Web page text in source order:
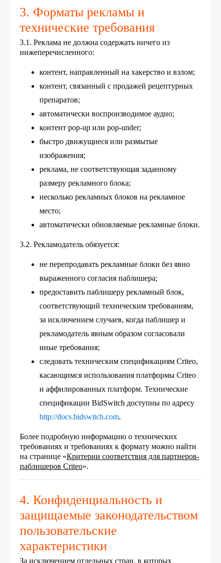
3. Форматы рекламы и
технические требования
3.1. Реклама не должна содержать ничего из
нижеперечисленного:
контент, направленный на хакерство и взлом;
контент, связанный с продажей рецептурных
препаратов;
автоматически воспроизводимое аудио;
контент pop-up или pop-under;
быстро движущиеся или размытые
изображения;
реклама, не соответствующая заданному
размеру рекламного блока;
несколько рекламных блоков на рекламное
место;
автоматически обновляемые рекламные блоки.
3.2. Рекламодатель обязуется:
не перепродавать рекламные блоки без явно
выраженного согласия паблишера;
предоставить паблишеру рекламный блок,
соответствующий техническим требованиям,
за исключением случаев, когда паблишер и
рекламодатель явным образом согласовали
иные требования;
следовать техническим спецификациям Criteo,
касающимся использования платформы Criteo
и аффилированных платформ. Технические
спецификации BidSwitch доступны по адресу
http://docs.bidswitch.com.
Более подробную информацию о технических
требованиях и требованиях к формату можно найти
на странице «Критерии соответствия для партнеров-
паблишеров Criteo».
4. Конфиденциальность и
защищаемые законодательством
пользовательские
характеристики
За исключением отдельных стран, в которых